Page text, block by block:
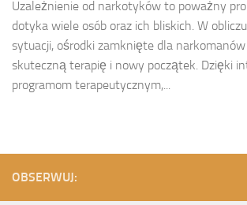
Uzależnienie od narkotyków to poważny
dotyka wiele osób oraz ich bliskich. W
sytuacji, ośrodki zamknięte dla
skuteczną terapię i nowy początek. Dzięki
programom terapeutycznym,...
OBSERWUJ: